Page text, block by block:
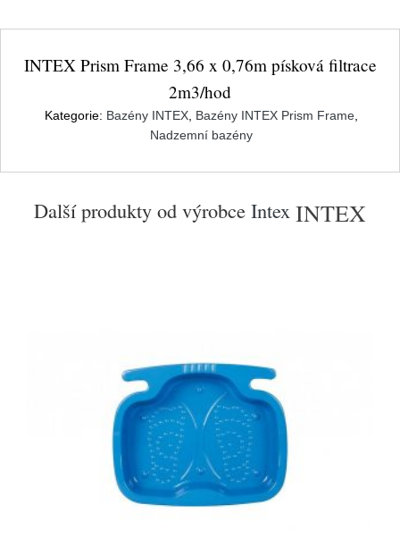
INTEX Prism Frame 3,66 x 0,76m písková filtrace
2m3/hod
Kategorie: Bazény INTEX, Bazény INTEX Prism Frame,
Nadzemní bazény
Další produkty od výrobce Intex INTEX